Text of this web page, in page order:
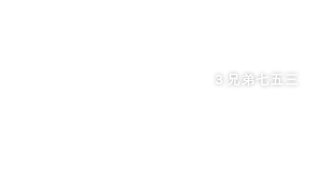
３兄弟七五三